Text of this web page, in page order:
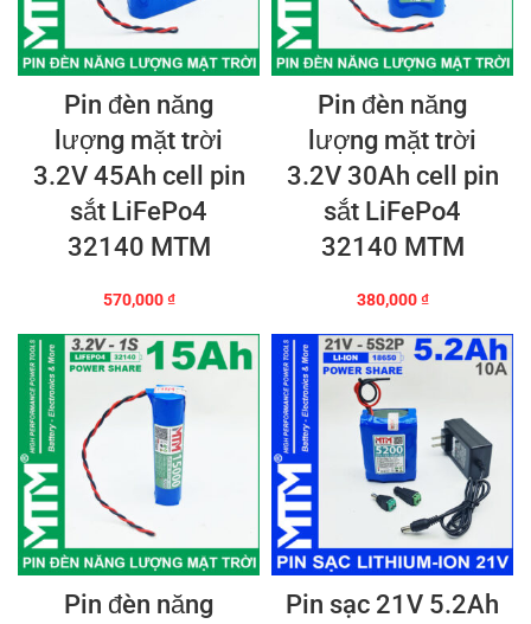
Pin đèn năng
lượng mặt trời
3.2V 45Ah cell pin
sắt LiFePo4
32140 MTM
570,000₫
Pin đèn năng
lượng mặt trời
3.2V 30Ah cell pin
sắt LiFePo4
32140 MTM
380,000₫
Pin đèn năng
Pin sạc 21V 5.2Ah